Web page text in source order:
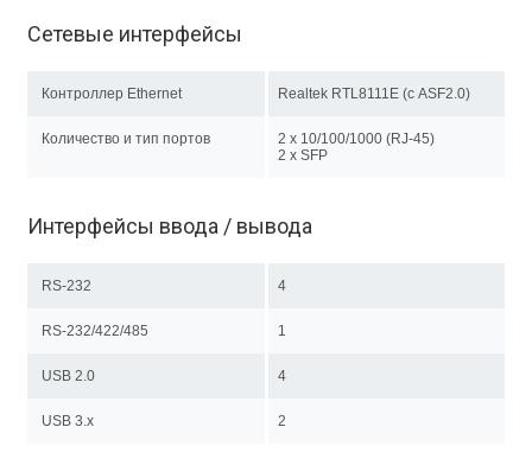
Сетевые интерфейсы
Контроллер Ethernet Realtek RTL8111E (с ASF2.0)
Количество и тип портов
2 х 10/100/1000 (RJ-45)
2 х SFP
Интерфейсы ввода / вывода
RS-232 4
RS-232/422/485 1
USB 2.0 4
USB 3.x 2